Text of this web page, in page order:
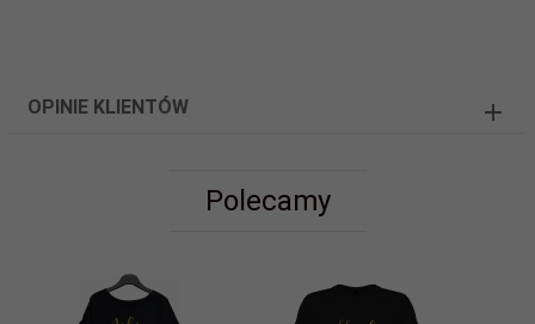
OPINIE KLIENTÓW
Polecamy